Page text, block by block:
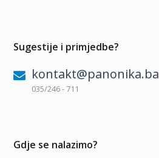
Sugestije i primjedbe?
kontakt@panonika.ba
035/246 - 711
Gdje se nalazimo?